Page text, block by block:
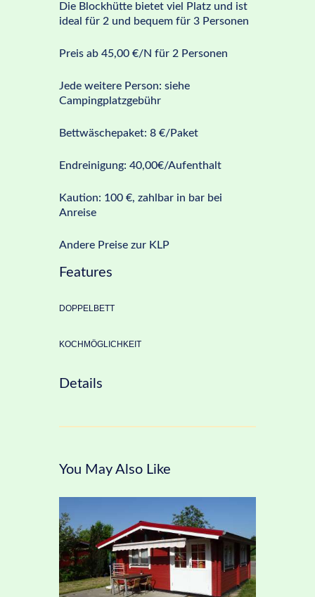
Die Blockhütte bietet viel Platz und ist
ideal für 2 und bequem für 3 Personen
Preis ab 45,00 €/N für 2 Personen
Jede weitere Person: siehe
Campingplatzgebühr
Bettwäschepaket: 8 €/Paket
Endreinigung: 40,00€/Aufenthalt
Kaution: 100 €, zahlbar in bar bei
Anreise
Andere Preise zur KLP
Features
DOPPELBETT
KOCHMÖGLICHKEIT
Details
You May Also Like
ab 80€